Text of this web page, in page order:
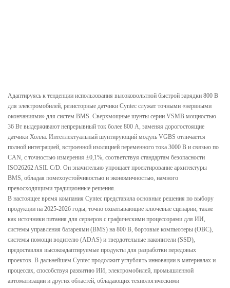
Адаптируясь к тенденции использования высоковольтной быстрой зарядки 800 В
для электромобилей, резисторные датчики Cyntec служат точными «нервными
окончаниями» для систем BMS. Сверхмощные шунты серии VSMB мощностью
36 Вт выдерживают непрерывный ток более 800 А, заменяя дорогостоящие
датчики Холла. Интеллектуальный шунтирующий модуль VGBS отличается
полной интеграцией, встроенной изоляцией переменного тока 3000 В и связью по
CAN, с точностью измерения ±0,1%, соответствуя стандартам безопасности
ISO26262 ASIL C/D. Он значительно упрощает проектирование архитектуры
BMS, обладая помехоустойчивостью и экономичностью, намного
превосходящими традиционные решения.
В настоящее время компания Cyntec представила основные решения по выбору
продукции на 2025-2026 годы, точно охватывающие ключевые сценарии, такие
как источники питания для серверов с графическими процессорами для ИИ,
системы управления батареями (BMS) на 800 В, бортовые компьютеры (OBC),
системы помощи водителю (ADAS) и твердотельные накопители (SSD),
предоставляя высокоадаптируемые продукты для разработки передовых
проектов. В дальнейшем Cyntec продолжит углублять инновации в материалах и
процессах, способствуя развитию ИИ, электромобилей, промышленной
автоматизации и других областей, обладающих технологическими